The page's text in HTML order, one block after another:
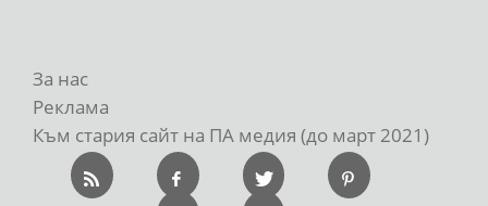
За нас
Реклама
Към стария сайт на ПА медия (до март 2021)